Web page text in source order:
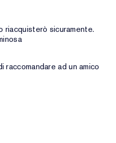
sicuramente.
raccomandare ad un amico